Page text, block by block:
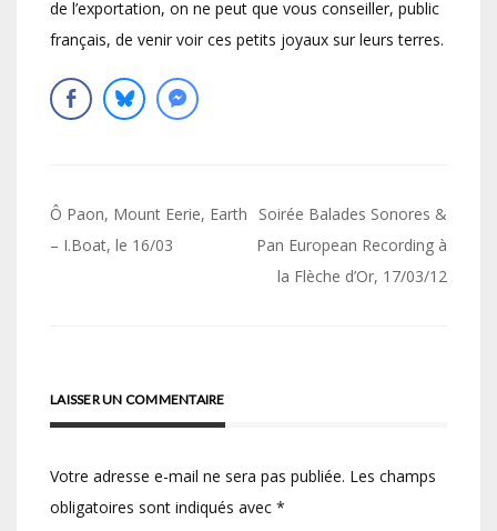
de l’exportation, on ne peut que vous conseiller, public
français, de venir voir ces petits joyaux sur leurs terres.
Navigation
de
Ô Paon, Mount Eerie, Earth
– I.Boat, le 16/03
Soirée Balades Sonores &
Pan European Recording à
la Flèche d’Or, 17/03/12
LAISSER UN COMMENTAIRE
Votre adresse e-mail ne sera pas publiée. Les champs
obligatoires sont indiqués avec *